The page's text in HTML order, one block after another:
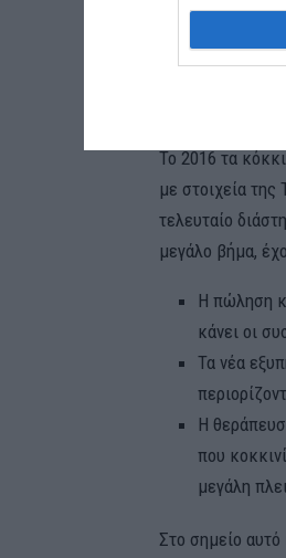
Συνολικά ο
Το 2016 τα
με στοιχεία
τελευταίο
μεγάλο βήμα,
Η πώληση
κάνει οι
Τα νέα
Η
που
μεγάλη
Στο σημείο